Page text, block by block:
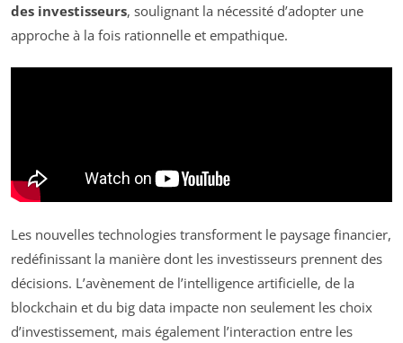
des investisseurs, soulignant la nécessité d’adopter une
approche à la fois rationnelle et empathique.
Les nouvelles technologies transforment le paysage financier,
redéfinissant la manière dont les investisseurs prennent des
décisions. L’avènement de l’intelligence artificielle, de la
blockchain et du big data impacte non seulement les choix
d’investissement, mais également l’interaction entre les